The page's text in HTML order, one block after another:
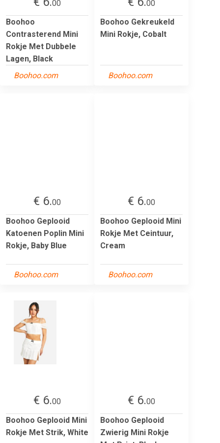
00
Boohoo
Contrasterend Mini
Rokje Met Dubbele
Lagen, Black
Boohoo.com
00
Boohoo Gekreukeld
Mini Rokje, Cobalt
Boohoo.com
€ 6.00
Boohoo Geplooid
Katoenen Poplin Mini
Rokje, Baby Blue
Boohoo.com
€ 6.00
Boohoo Geplooid Mini
Rokje Met Ceintuur,
Cream
Boohoo.com
€ 6.00
Boohoo Geplooid Mini
Rokje Met Strik, White
€ 6.00
Boohoo Geplooid
Zwierig Mini Rokje